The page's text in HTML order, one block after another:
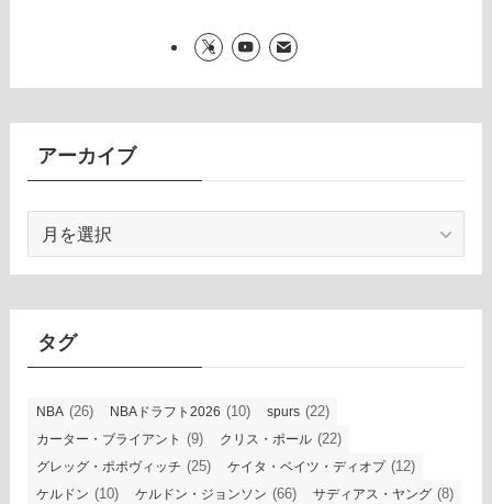
アーカイブ
カ
イ
タグ
NBA (26) NBAドラフト2026 (10) spurs (22)
カーター・ブライアント (9) クリス・ポール (22)
グレッグ・ポポヴィッチ (25) ケイタ・ベイツ・ディオプ(12)
ケルドン (10) ケルドン・ジョンソン (66) サディアス・ヤング (8)